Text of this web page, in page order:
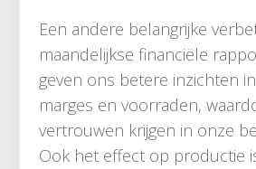
Een andere belangrijke
maandelijkse financiële
geven ons betere inzichten
marges en voorraden,
vertrouwen krijgen in onze
Ook het effect op productie